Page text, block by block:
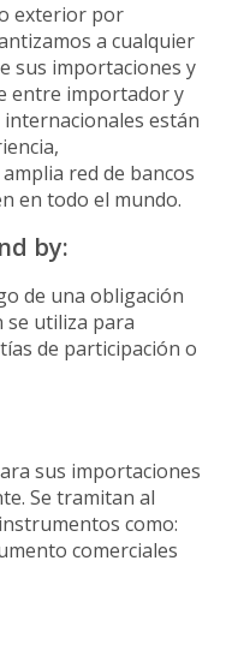
exterior por
a cualquier
sus importaciones y
entre importador y
están
red de bancos
en todo el mundo.
by:
de una obligación
se utiliza para
de participación o
sus importaciones
Se tramitan al
como:
comerciales